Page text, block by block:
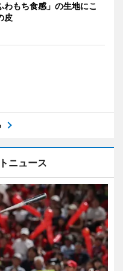
わもち食感」の生地にこ
皮
ニュース